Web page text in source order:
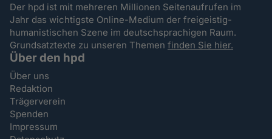
Der hpd ist mit mehreren Millionen Seitenaufrufen im
Jahr das wichtigste Online-Medium der freigeistig-
humanistischen Szene im deutschsprachigen Raum.
Grundsatztexte zu unseren Themenfinden Sie hier.
Über den hpd
Über uns
Redaktion
Trägerverein
Spenden
Impressum